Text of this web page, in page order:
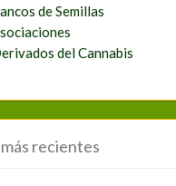
de Semillas
del Cannabis
recientes